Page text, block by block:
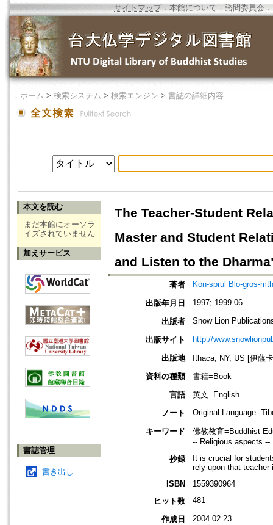
サイトマップ．本館について ． 諮問委員会 ．
． ホーム > 検索システム > 検索エンジン > 書誌の詳細内容
本文を読む
まだ本館にオーソラ
イズされていません
加えサービス
書誌管理
書き出し
The Teacher-Student
Master and Student
and Listen to the
著者 Kon-sprul Blo-gros-
出版年月日 1997; 1999.06
出版者 Snow Lion
出版サイト http://
出版地
Ithaca, NY, US [伊薩
資料の種類
書籍=Book
言語
英文=English
ノート
Original Language:
キーワード
佛教教育=Buddhist
-- Religious aspects
抄録
It is crucial for
rely upon that teacher
ISBN
1559390964
ヒット数
481
作成日 2004.02.23